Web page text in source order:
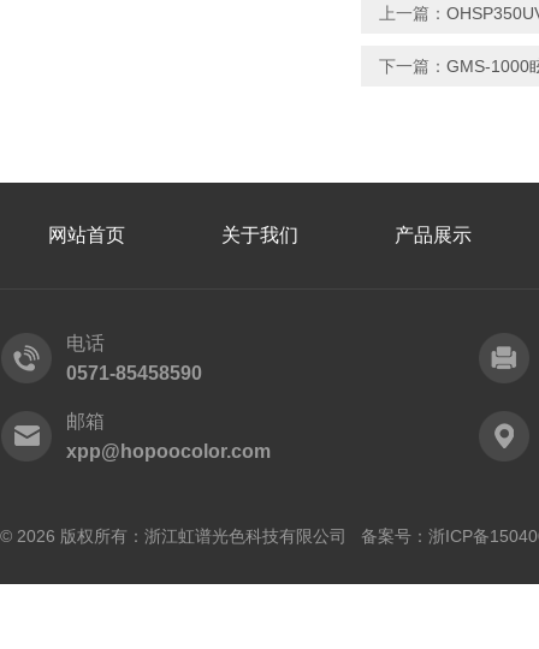
上一篇：
下一篇： GMS-1000
网站首页 关于我们 产品展示
电话
0571-85458590
邮箱
xpp@hopoocolor.com
© 2026 版权所有：浙江虹谱光色科技有限公司 备案号： 浙ICP备